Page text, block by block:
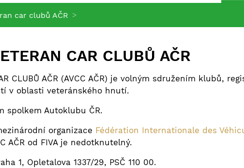
car clubů AČR >
CAR CLUBŮ AČR
CLUBŮ AČR (AVCC AČR) je volným sdružením klubů,
v oblasti veteránského hnutí.
spolkem Autoklubu ČR.
organizace Fédération Internationale des
AČR od FIVA je nedotknutelný.
1, Opletalova 1337/29, PSČ 110 00.